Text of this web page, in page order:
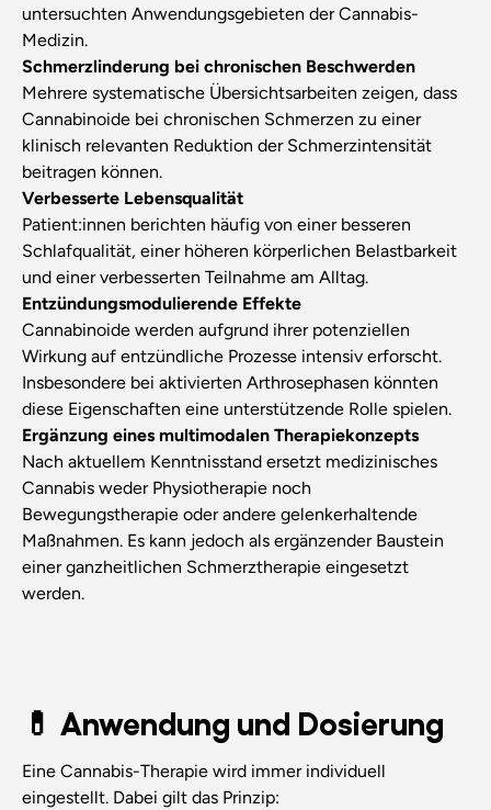
untersuchten Anwendungsgebieten der Cannabis-
Medizin.
Schmerzlinderung bei chronischen Beschwerden
Mehrere systematische Übersichtsarbeiten zeigen, dass
Cannabinoide bei chronischen Schmerzen zu einer
klinisch relevanten Reduktion der Schmerzintensität
beitragen können.
Verbesserte Lebensqualität
Patient:innen berichten häufig von einer besseren
Schlafqualität, einer höheren körperlichen Belastbarkeit
und einer verbesserten Teilnahme am Alltag.
Entzündungsmodulierende Effekte
Cannabinoide werden aufgrund ihrer potenziellen
Wirkung auf entzündliche Prozesse intensiv erforscht.
Insbesondere bei aktivierten Arthrosephasen könnten
diese Eigenschaften eine unterstützende Rolle spielen.
Ergänzung eines multimodalen Therapiekonzepts
Nach aktuellem Kenntnisstand ersetzt medizinisches
Cannabis weder Physiotherapie noch
Bewegungstherapie oder andere gelenkerhaltende
Maßnahmen. Es kann jedoch als ergänzender Baustein
einer ganzheitlichen Schmerztherapie eingesetzt
werden.
💊 Anwendung und Dosierung
Eine Cannabis-Therapie wird immer individuell
eingestellt. Dabei gilt das Prinzip: